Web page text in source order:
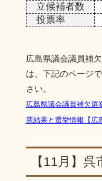
立候補者数
投票率
広島県議会議員補
は、下記のページ
さい。
広島県議会議員補欠選
票結果と選挙情報【広
【11月】呉